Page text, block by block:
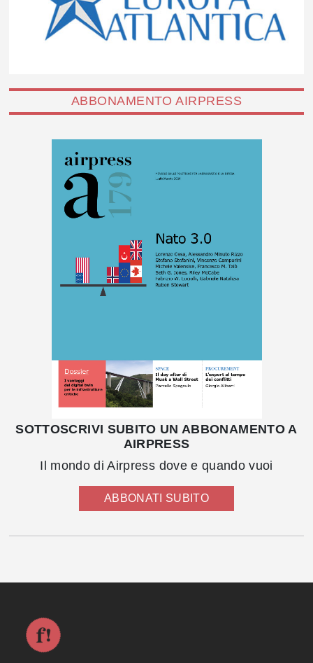
ABBONAMENTO AIRPRESS
SOTTOSCRIVI SUBITO UN ABBONAMENTO A
AIRPRESS
Il mondo di Airpress dove e quando vuoi
ABBONATI SUBITO